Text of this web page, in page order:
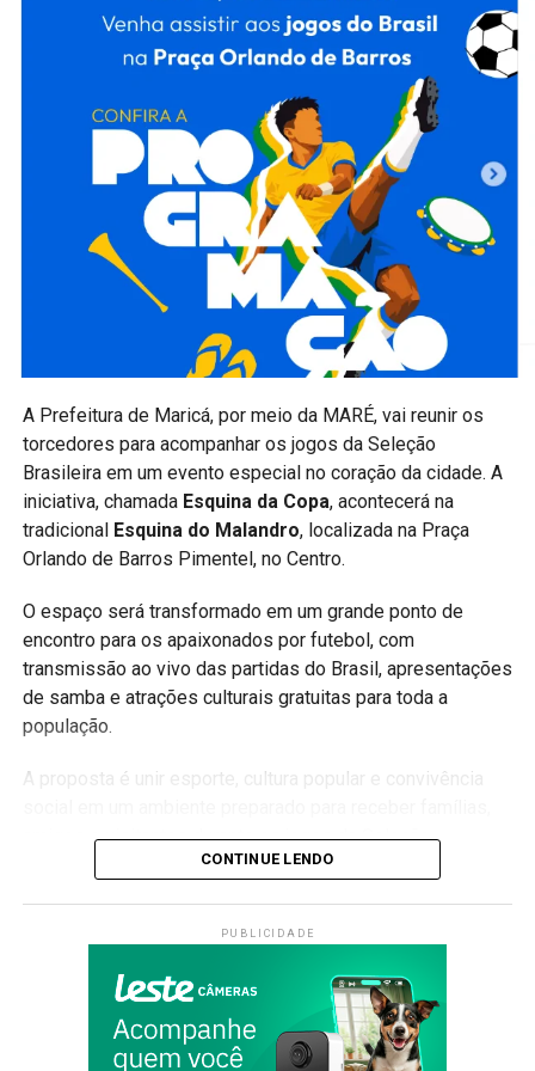
da saúde nos bairros do município.
Como participar
Os interessados devem realizar a inscrição conforme as
orientações divulgadas pela Prefeitura. As vagas são
limitadas e serão preenchidas de acordo com os critérios
estabelecidos pela organização do projeto.
buscam uma atividade física regular em um ambiente
acolhedor, gratuito e acompanhado por profissionais.
Acompanhe a Maricá Web TV no Instagram,
Facebook e em nosso site para ficar por dentro das
principais notícias, oportunidades, serviços e
#Maricá #MaricáRJ #Itaipuaçu #Saúde
#QualidadeDeVida #ExercícioFísico #BemEstar
#Esporte #AtividadeFísica #MaricáWebTV
PUBLICIDADE
A Prefeitura de Maricá, por meio da MARÉ, vai reunir os
torcedores para acompanhar os jogos da Seleção
Brasileira em um evento especial no coração da cidade. A
iniciativa, chamada Esquina da Copa, acontecerá na
tradicional Esquina do Malandro, localizada na Praça
Orlando de Barros Pimentel, no Centro.
O espaço será transformado em um grande ponto de
encontro para os apaixonados por futebol, com
transmissão ao vivo das partidas do Brasil, apresentações
de samba e atrações culturais gratuitas para toda a
população.
A proposta é unir esporte, cultura popular e convivência
amigos e visitantes durante os jogos da Seleção.
cenário da torcida maricaense na busca pelo sonho do
hexacampeonato.
Além da transmissão dos jogos em telão, o público
poderá aproveitar uma programação cultural
CONTINUE LENDO
PUBLICIDADE